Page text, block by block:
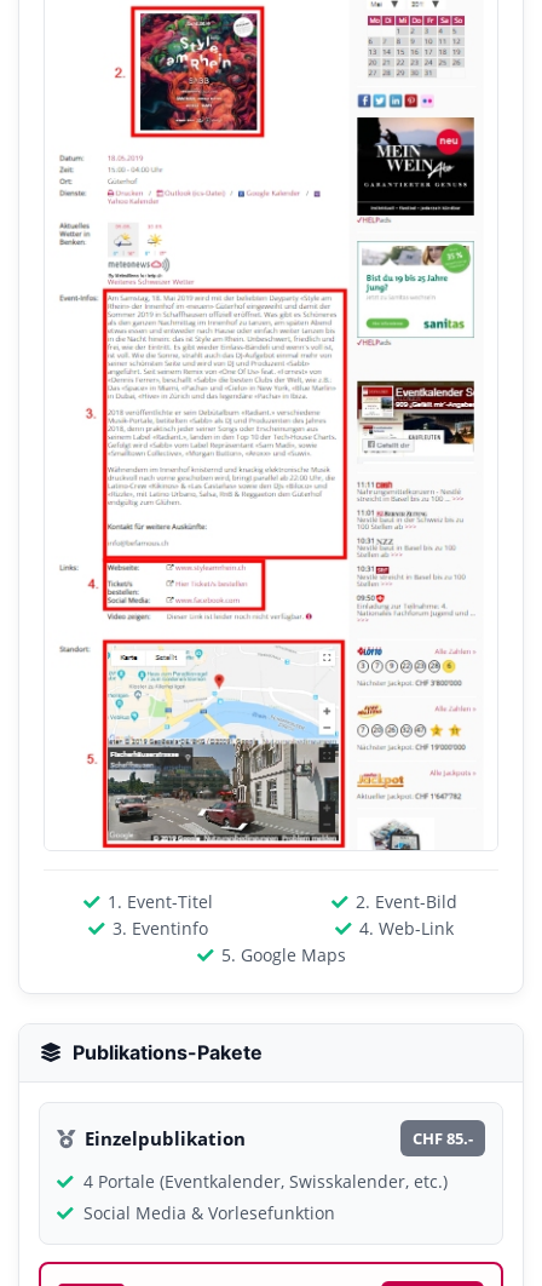
1. Event-Titel
2. Event-Bild
3. Eventinfo
4. Web-Link
5. Google Maps
Publikations-Pakete
Einzelpublikation CHF 85.-
4 Portale (Eventkalender, Swisskalender, etc.)
Social Media & Vorlesefunktion